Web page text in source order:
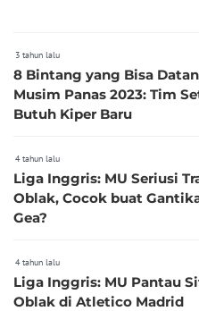
3 tahun lalu
8 Bintang yang Bisa
Musim Panas 2023: Tim
Butuh Kiper Baru
4 tahun lalu
Liga Inggris: MU Seriusi
Oblak, Cocok buat
Gea?
4 tahun lalu
Liga Inggris: MU Pantau
Oblak di Atletico Madrid